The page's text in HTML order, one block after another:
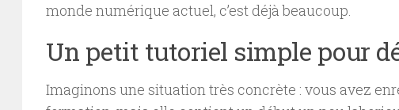
monde numérique actuel, c’est déjà beaucoup.
Un petit tutoriel simple pour
Imaginons une situation très concrète : vous avez